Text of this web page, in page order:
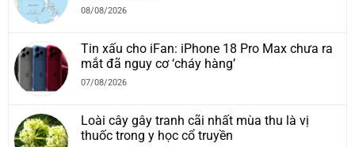
08/08/2026
Tin xấu cho iFan: iPhone 18 Pro Max chưa ra
mắt đã nguy cơ ‘cháy hàng’
07/08/2026
Loài cây gây tranh cãi nhất mùa thu là vị
thuốc trong y học cổ truyền